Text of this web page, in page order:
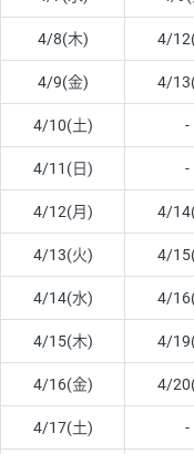
4/8(木) 4/
4/9(金) 4/
4/10(土) -
4/11(日) -
4/12(月) 4/
4/13(火) 4/
4/14(水) 4/
4/15(木) 4/
4/16(金) 4/
4/17(土) -